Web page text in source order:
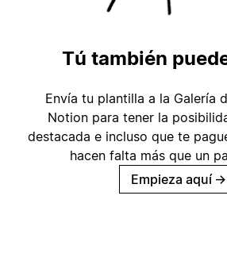
Tú también
Envía tu plantilla a la Galería
Notion para tener la
destacada e incluso que te
hacen falta más que un
Empieza aquí →